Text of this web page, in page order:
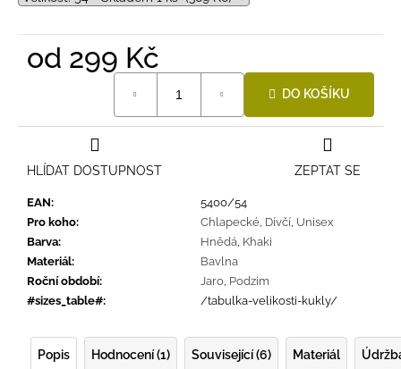
od 299 Kč
DO KOŠÍKU
EAN:
5400/54
Pro koho: Chlapecké Dívčí Unisex
Barva: Hnědá Khaki
Materiál:
Bavlna
Roční období: Jaro Podzim
#sizes_table#: /tabulka-velikosti-kukly/
ZEPTAT SE
HLÍDAT DOSTUPNOST
Popis Hodnocení (1) Související (6) Materiál